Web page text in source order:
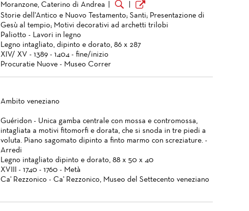
Moranzone, Caterino di Andrea
Storie dell'Antico e Nuovo Testamento; Santi; Presentazione di
Gesù al tempio; Motivi decorativi ad archetti trilobi
Paliotto - Lavori in legno
Legno intagliato, dipinto e dorato, 86 x 287
XIV/ XV - 1389 - 1404 - fine/inizio
Procuratie Nuove - Museo Correr
Ambito veneziano
Guéridon - Unica gamba centrale con mossa e contromossa,
intagliata a motivi fitomorfi e dorata, che si snoda in tre piedi a
voluta. Piano sagomato dipinto a finto marmo con screziature. -
Arredi
Legno intagliato dipinto e dorato, 88 x 50 x 40
XVIII - 1740 - 1760 - Metà
Ca' Rezzonico - Ca' Rezzonico, Museo del Settecento veneziano